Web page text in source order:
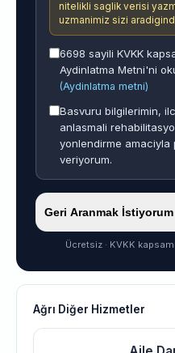
nitelikli saglik verisi
uzmanimiz sizi
6698 sayili KVKK
Aydinlatma Metni'ni
(Aydinlatma metni)
Basvuru bilgilerimin,
anlasmali
yonlendirme amaciyla
veriyorum.
Geri Aranmak
Ücretsiz · KVKK
Ağrı Diğer Hizmetler